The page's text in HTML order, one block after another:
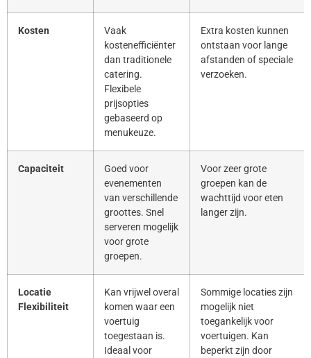
Kosten
Vaak
kostenefficiënter
dan traditionele
catering.
Flexibele
prijsopties
gebaseerd op
menukeuze.
Extra kosten kunnen
ontstaan voor lange
afstanden of speciale
verzoeken.
Capaciteit
Goed voor
evenementen
van verschillende
groottes. Snel
serveren mogelijk
voor grote
groepen.
Voor zeer grote
groepen kan de
wachttijd voor eten
langer zijn.
Locatie
Flexibiliteit
Kan vrijwel overal
komen waar een
voertuig
toegestaan is.
Ideaal voor
Sommige locaties zijn
mogelijk niet
toegankelijk voor
voertuigen. Kan
beperkt zijn door